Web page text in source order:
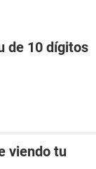
de 10 dígitos
viendo tu